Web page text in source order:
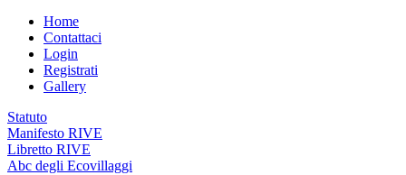
Home
Contattaci
Login
Registrati
Gallery
Statuto
Manifesto RIVE
Libretto RIVE
Abc degli Ecovillaggi